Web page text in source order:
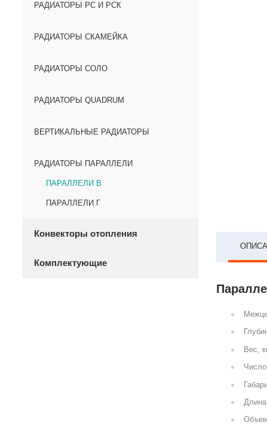
РАДИАТОРЫ РС И РСК
РАДИАТОРЫ СКАМЕЙКА
РАДИАТОРЫ СОЛО
РАДИАТОРЫ QUADRUM
ВЕРТИКАЛЬНЫЕ РАДИАТОРЫ
РАДИАТОРЫ ПАРАЛЛЕЛИ
ПАРАЛЛЕЛИ В
ПАРАЛЛЕЛИ Г
Конвекторы отопления
Комплектующие
Вес,